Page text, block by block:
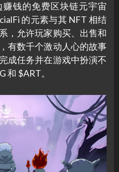
赚钱的免费区块链元宇宙
的元素与其 NFT 相结
，允许玩家购买、出售和
有数千个激动人心的故事
成任务并在游戏中扮演不
和 $ART。